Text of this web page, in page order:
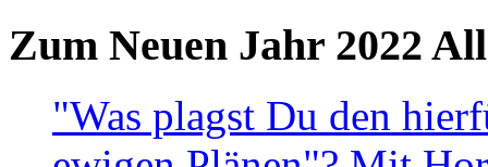
Zum Neuen Jahr 2022
"Was plagst Du den